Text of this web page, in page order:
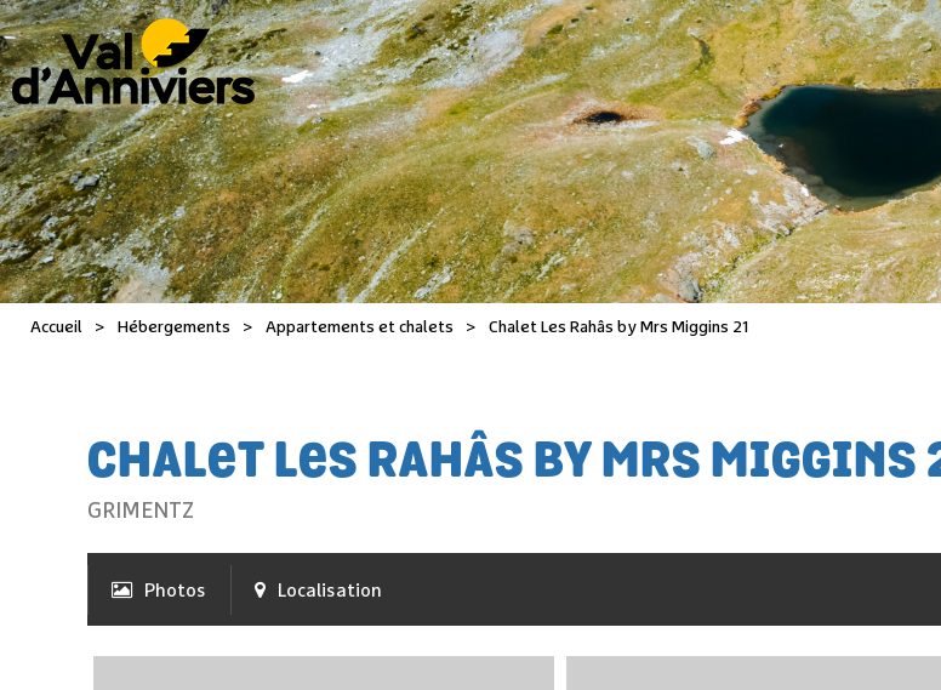
Accueil > Hébergements > Appartements et chalets > Chalet Les Rahâs by Mrs Miggins 21
CHALET LES RAHÂS BY MRS MIGGINS
GRIMENTZ
Photos Localisation